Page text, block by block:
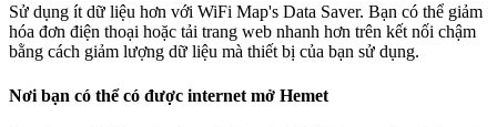
Sử dụng ít dữ liệu hơn với WiFi Map's Data Saver. Bạn có thể giảm
hóa đơn điện thoại hoặc tải trang web nhanh hơn trên kết nối chậm
bằng cách giảm lượng dữ liệu mà thiết bị của bạn sử dụng.
Nơi bạn có thể có được internet mở Hemet